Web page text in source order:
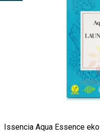
Issencia Aqua Essence